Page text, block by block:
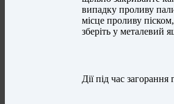
випадку проливу
місце проливу
зберіть у металевий
Дії під час загорання